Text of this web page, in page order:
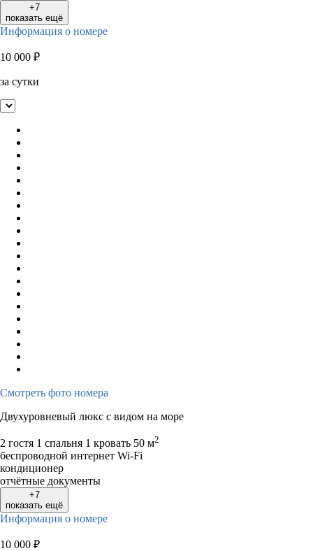
+7
показать ещё
Информация о номере
10 000 ₽
за сутки
Смотреть фото номера
Двухуровневый люкс с видом на море
2 гостя 1 спальня 1 кровать 50 м2
беспроводной интернет Wi-Fi
кондиционер
отчётные документы
+7
показать ещё
Информация о номере
10 000 ₽